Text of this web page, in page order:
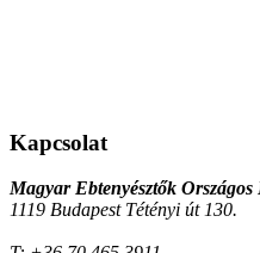
Kapcsolat
Magyar Ebtenyésztők Országos
1119 Budapest Tétényi út 130.